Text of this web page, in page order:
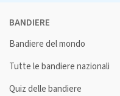
BANDIERE
Bandiere del mondo
Tutte le bandiere nazionali
Quiz delle bandiere